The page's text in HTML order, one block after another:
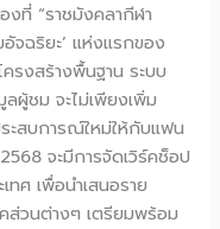
งที่ “ราชมังคลากีฬา
จฉริยะ’ แห่งแรกของ
รงสร้างพื้นฐาน ระบบ
ผู้ชม จะไม่เพียงเพิ่ม
ะสบการณ์ใหม่ให้กับแฟน
จะมีการจัดเวิร์คช็อป
ทศ เพื่อนำเสนอราย
ส่วนต่างๆ เตรียมพร้อม